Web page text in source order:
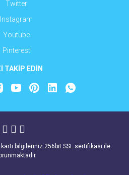
Twitter
Instagram
Youtube
Pinterest
TAKİP EDİN
kartı bilgileriniz 256bit SSL sertifikası ile